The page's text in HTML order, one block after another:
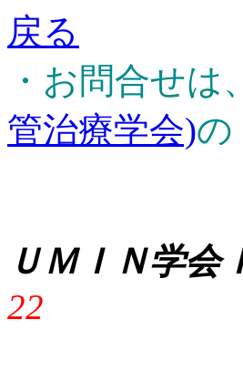
戻る
・お問合せは、
管治療学会)の
ＵＭＩＮ学会
22